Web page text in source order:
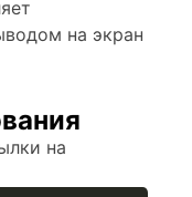
на экран
на